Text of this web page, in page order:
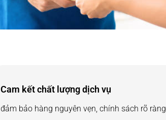
Cam kết chất lượng dịch vụ
đảm bảo hàng nguyên vẹn, chính sách rõ ràng